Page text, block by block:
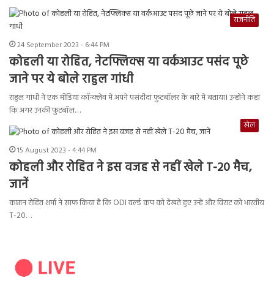
राजनीति
24 September 2023 - 6:44 PM
कोहली या रोहित, नेटफ्लिक्स या वर्कआउट पसंद पूछे
जाने पर ये बोले राहुल गांधी
राहुल गांधी ने एक मीडिया कॉन्क्लेव में अपने पसंदीदा फुटबॉलर के बारे में बताया। उन्होंने कहा
कि अगर उनकी फुटबॉल…
खेल
15 August 2023 - 4:44 PM
कोहली और रोहित ने इस वजह से नहीं खेले T-20 मैच,
जानें
कप्तान रोहित शर्मा ने साफ किया है कि ODI वर्ल्ड कप को देखते हुए उन्हें और विराट को भारतीय
T-20…